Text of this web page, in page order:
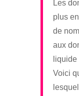
Les
plus
de
aux
Voici